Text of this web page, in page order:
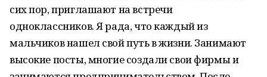
сих пор, приглашают на встречи
одноклассников. Я рада, что каждый из
мальчиков нашел свой путь в жизни. Занимают
высокие посты, многие создали свои фирмы и